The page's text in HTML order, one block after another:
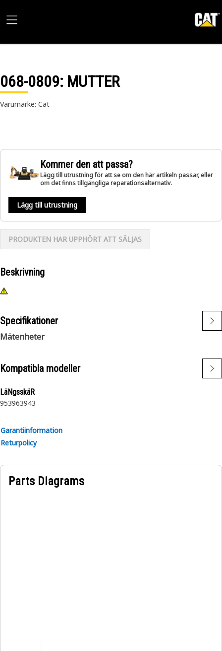
068-0809: MUTTER
Varumärke: Cat
Kommer den att passa?
Lägg till utrustning för att se om den här artikeln passar, eller
om det finns tillgängliga reparationsalternativ.
Lägg till utrustning
PRODUKTEN HAR UPPHÖRT ATT SÄLJAS
Beskrivning
Specifikationer
Mätenheter
Kompatibla modeller
LäNgsskäR
953963943
Garantiinformation
Returpolicy
Parts Diagrams